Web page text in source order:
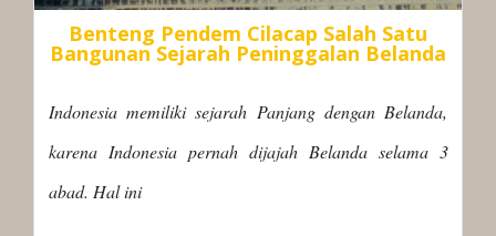
Benteng Pendem Cilacap Salah Satu
Bangunan Sejarah Peninggalan Belanda
Indonesia memiliki sejarah Panjang dengan Belanda,
karena Indonesia pernah dijajah Belanda selama 3
abad. Hal ini